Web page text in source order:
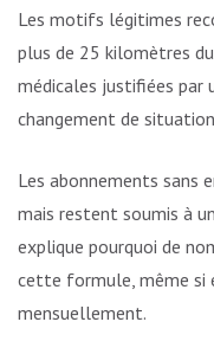
Les motifs légitimes
plus de 25 kilomètres du
médicales justifiées par
changement de
Les abonnements sans
mais restent soumis à
explique pourquoi de
cette formule, même si
mensuellement.